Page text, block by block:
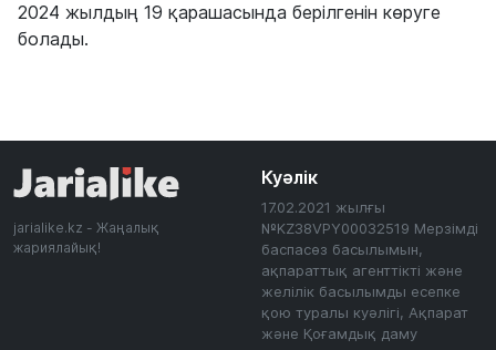
2024 жылдың 19 қарашасында берілгенін көруге
болады.
jarialike.kz - Жаңалық
жариялайық!
Куәлік
17.02.2021 жылғы
№KZ38VPY00032519 Мерзімді
баспасөз басылымын,
ақпараттық агенттікті және
желілік басылымды есепке
қою туралы куәлігі, Ақпарат
және Қоғамдық даму